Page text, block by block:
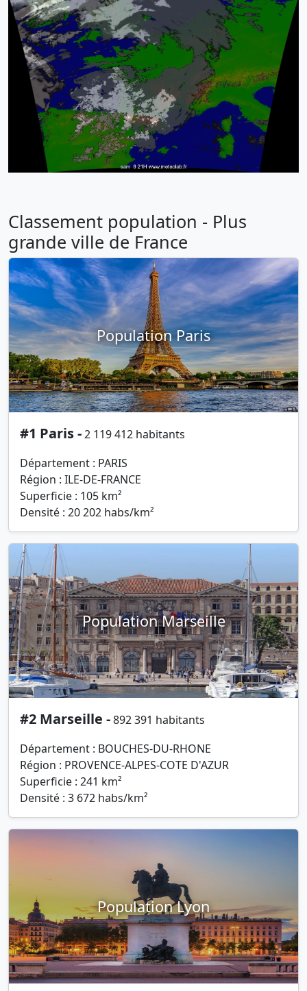
Classement population - Plus
grande ville de France
Population Paris
#1 Paris -2 119 412 habitants
Département : PARIS
Région : ILE-DE-FRANCE
Superficie : 105 km²
Densité : 20 202 habs/km²
Population Marseille
#2 Marseille -892 391 habitants
Département : BOUCHES-DU-RHONE
Région : PROVENCE-ALPES-COTE D'AZUR
Superficie : 241 km²
Densité : 3 672 habs/km²
Population Lyon